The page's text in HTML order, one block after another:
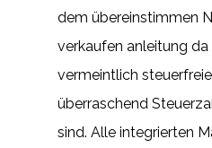
dem übereinstimmen
verkaufen anleitung
vermeintlich
überraschend
sind. Alle integrierten